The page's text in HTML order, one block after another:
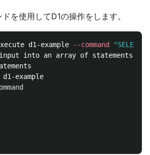
を使用してD1の操作をします。
d1-example --command
"SELECT
input into an array of statements
example